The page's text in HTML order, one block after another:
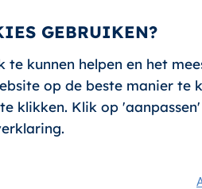
GEBRUIKEN?
te kunnen helpen en het
op de beste manier
klikken. Klik op
VCA